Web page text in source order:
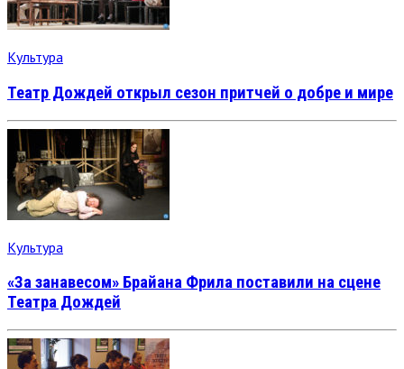
Культура
Театр Дождей открыл сезон притчей о добре и мире
Культура
«За занавесом» Брайана Фрила поставили на сцене
Театра Дождей